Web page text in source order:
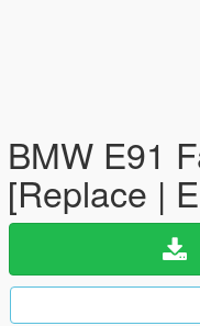
BMW E91
[Replace |